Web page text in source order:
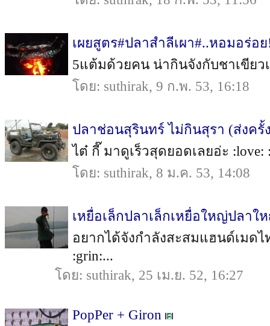
เผยสูตร#ปลาสำลีเผา#..หอมอร่อ
5แต้มด้วยคน น่ากินจังกับชาเขียวเ
โดย: suthirak, 9 ก.พ. 53, 16:18
ปลาช่อนสุรินทร์ ไม่กินสุรา (ส่งครั้
ไต๋ กี๊ มาดูเร็วสุดยอดเลยอ่ะ :love:
โดย: suthirak, 8 ม.ค. 53, 14:08
เหยื่อเล็กปลาเล็กเหยื่อใหญ่ปลาใ
อยากได้จังกำลังสะสมแฮนด์เมด
:grin:...
โดย: suthirak, 25 เม.ย. 52, 16:27
PopPer + Giron